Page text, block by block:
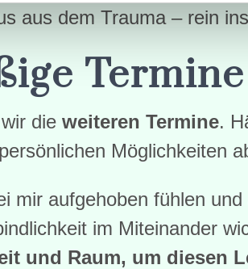
aus dem Trauma – rein
Termine
wir dieweiteren Termine.
Möglichkeiten
mir aufgehoben fühlen
im Miteinander
und Raum, um diesen